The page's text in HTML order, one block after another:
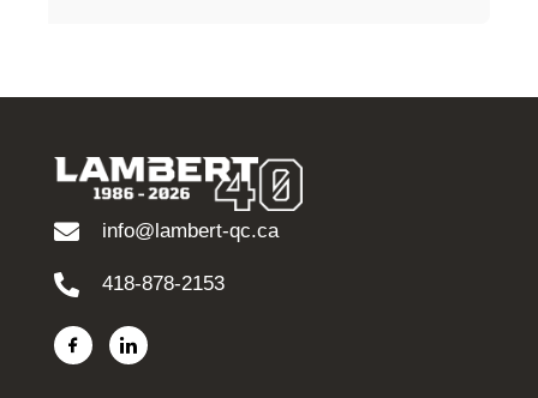
info@lambert-qc.ca
418-878-2153